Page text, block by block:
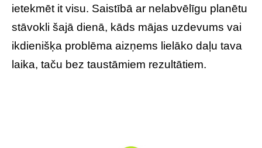
ietekmēt it visu. Saistībā ar nelabvēlīgu planētu
stāvokli šajā dienā, kāds mājas uzdevums vai
ikdienišķa problēma aizņems lielāko daļu tava
laika, taču bez taustāmiem rezultātiem.